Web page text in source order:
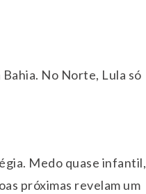
No Norte, Lula só
Medo quase infantil,
próximas revelam um